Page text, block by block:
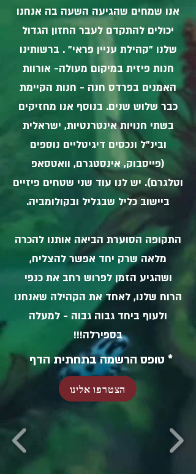
אנו שמחים שהגיעה השעה בה אנחנו
יכולים להתקדם לעבר החזון הגדול
שלנו "קהילת עניין פראי" . ברשותינו
חנות פיזית במיקום מעולה- אורוות
האמנים בפרדס חנה - חנות הקיימת
כבר שלוש שנים. בנוסף אנו מחזיקים
בשתי חנויות אינטרנטיות, ישראלית
ובינ"ל ונכסים דיגיטליים נוספים
(פייסבוק, אינסטגרם, וואטסאפ
וטלגרם). יש לנו עוד שני שטחים פיזיים
ביישוב כליל שבגליל ובקולומביה.
התקופה הסוערת הביאה אותנו להכרה
מלאה שרק יחד אפשר להצליח,
ושהגיע הזמן לפרוש רחב את כנפי
הרוח שלנו, לאחד את הקהילה שאנחנו
ולעוף ביחד גבוה גבוה - למעלה
בספירלה!!!
* טופס הרשמה בתחתית הדף
הצטרפו אלינו